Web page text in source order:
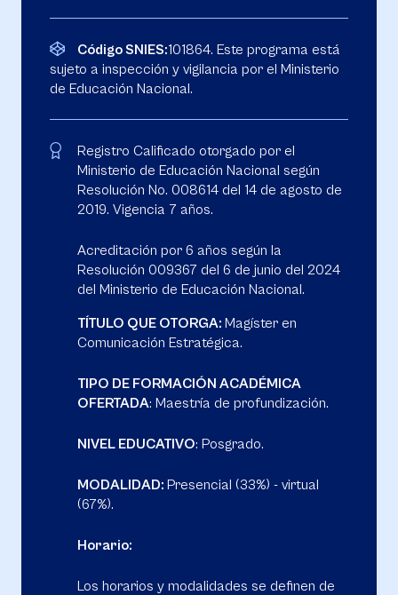
Código SNIES:101864. Este programa está
sujeto a inspección y vigilancia por el Ministerio
de Educación Nacional.
Registro Calificado otorgado por el
Ministerio de Educación Nacional según
Resolución No. 008614 del 14 de agosto de
2019. Vigencia 7 años.
Acreditación por 6 años según la
Resolución 009367 del 6 de junio del 2024
del Ministerio de Educación Nacional.
TÍTULO QUE OTORGA: Magíster en
Comunicación Estratégica.
TIPO DE FORMACIÓN ACADÉMICA
OFERTADA: Maestría de profundización.
NIVEL EDUCATIVO: Posgrado.
MODALIDAD: Presencial (33%) - virtual
(67%).
Horario:
Los horarios y modalidades se definen de